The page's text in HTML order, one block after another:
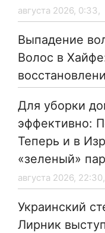
августа 2026, 0:33,
Выпадение
Волос в
Для уборки
эффективно:
Теперь и в
«зеленый»
августа 2026, 22:30,
Украинский
Лирник